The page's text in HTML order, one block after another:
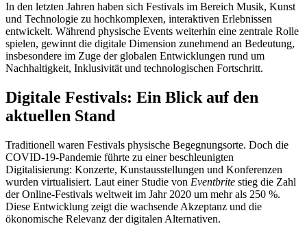
In den letzten Jahren haben sich Festivals im Bereich Musik, Kunst
und Technologie zu hochkomplexen, interaktiven Erlebnissen
entwickelt. Während physische Events weiterhin eine zentrale Rolle
spielen, gewinnt die digitale Dimension zunehmend an Bedeutung,
insbesondere im Zuge der globalen Entwicklungen rund um
Nachhaltigkeit, Inklusivität und technologischen Fortschritt.
Digitale Festivals: Ein Blick auf den
aktuellen Stand
Traditionell waren Festivals physische Begegnungsorte. Doch die
COVID-19-Pandemie führte zu einer beschleunigten
Digitalisierung: Konzerte, Kunstausstellungen und Konferenzen
wurden virtualisiert. Laut einer Studie von Eventbrite stieg die Zahl
der Online-Festivals weltweit im Jahr 2020 um mehr als 250 %.
Diese Entwicklung zeigt die wachsende Akzeptanz und die
ökonomische Relevanz der digitalen Alternativen.